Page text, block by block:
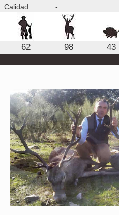
Calidad:
-
62 98 43